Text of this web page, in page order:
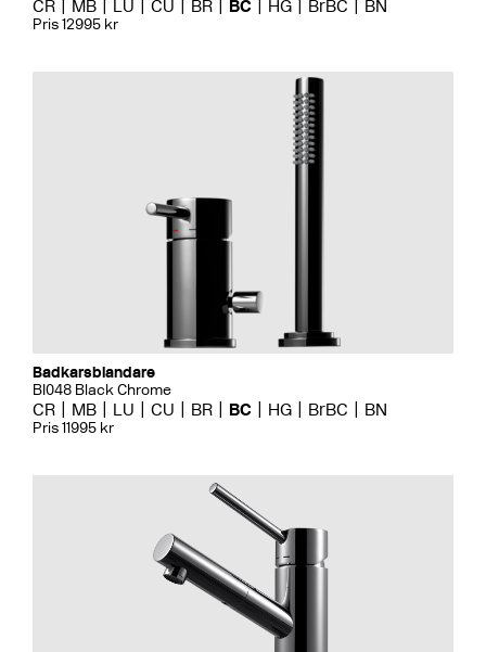
CR MB LU CU BR BC HG BrBC BN
Pris 12995 kr
Badkarsblandare
BI048 Black Chrome
CR MB LU CU BR BC HG BrBC BN
Pris 11995 kr